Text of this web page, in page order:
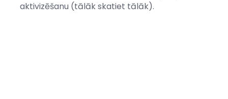
aktivizēšanu (tālāk skatiet tālāk).